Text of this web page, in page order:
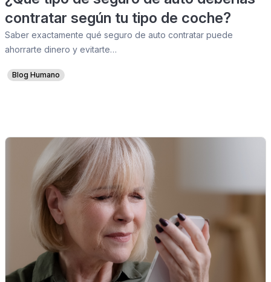
contratar según tu tipo de coche?
Saber exactamente qué seguro de auto contratar puede
ahorrarte dinero y evitarte…
Blog Humano